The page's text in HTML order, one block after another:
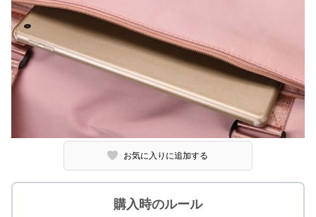
お気に入りに追加する
購入時のルール